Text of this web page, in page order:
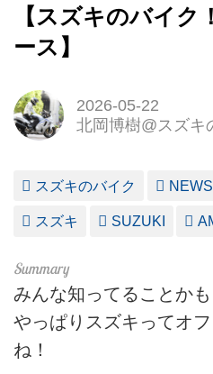
【スズキのバイク
ース】
2026-05-22
北岡博樹@スズキ
スズキのバイク NEWS
スズキ SUZUKI
みんな知ってることか
やっぱりスズキってオ
ね！